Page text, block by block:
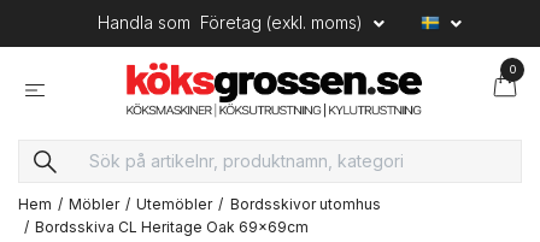
Handla som Företag (exkl. moms)
0
Hem Möbler Utemöbler
Bordsskivor utomhus
Bordsskiva CL Heritage Oak 69x69cm